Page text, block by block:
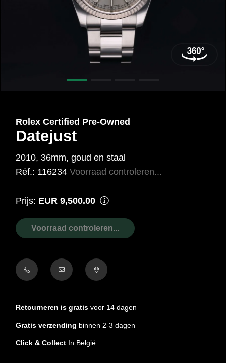
Rolex Certified Pre‑Owned
Datejust
2010, 36mm, goud en staal
Réf.: 116234Voorraad controleren...
Prijs: EUR 9,500.00
Voorraad controleren...
Retourneren is gratis voor 14 dagen
Gratis verzending binnen 2-3 dagen
Click & Collect In België